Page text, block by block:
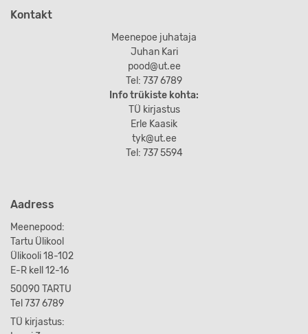
Kontakt
Meenepoe juhataja
Juhan Kari
pood@ut.ee
Tel: 737 6789
Info trükiste kohta:
TÜ kirjastus
Erle Kaasik
tyk@ut.ee
Tel: 737 5594
Aadress
Meenepood:
Tartu Ülikool
Ülikooli 18-102
E-R kell 12-16
50090 TARTU
Tel 737 6789
TÜ kirjastus: